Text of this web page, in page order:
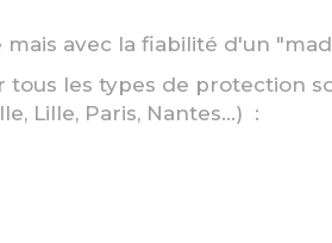
avec la fiabilité d'un
tous les types de protection
Lille, Paris, Nantes...) :